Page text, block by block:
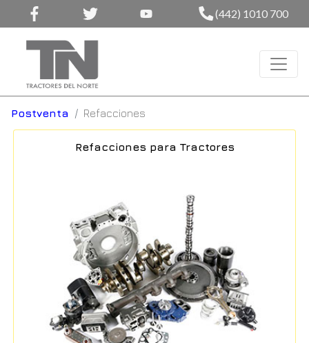
(442) 1010 700
Postventa Refacciones
Refacciones para Tractores